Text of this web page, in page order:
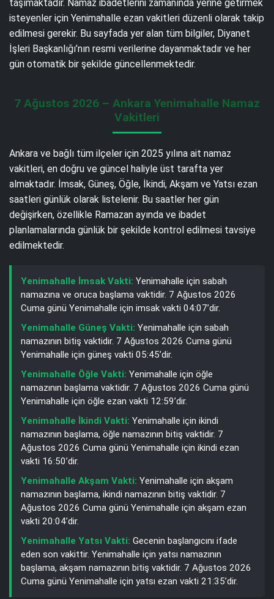
taşımaktadır. Namaz ibadetlerini zamanında yerine getirmek
isteyenler için Yenimahalle ezan vakitleri düzenli olarak takip
edilmesi gerekir. Bu sayfada yer alan tüm bilgiler, Diyanet
İşleri Başkanlığı’nın resmi verilerine dayanmaktadır ve her
gün otomatik bir şekilde güncellenmektedir.
7 Ağustos 2026 – Ankara Yenimahalle Namaz
Vakitleri
Ankara ve bağlı tüm ilçeler için 2025 yılına ait namaz
vakitleri, en doğru ve güncel haliyle üst tarafta yer
almaktadır. İmsak, Güneş, Öğle, İkindi, Akşam ve Yatsı ezan
saatleri günlük olarak listelenir. Bu saatler her gün
değişirken, özellikle Ramazan ayında ve ibadet
planlamalarında günlük bir şekilde kontrol edilmesi tavsiye
edilmektedir.
Yenimahalle İmsak Vakti: Yenimahalle için sabah
namazına ve oruca başlama vaktidir. 7 Ağustos 2026
Cuma günü Yenimahalle için imsak vakti 04:07’dir.
Yenimahalle Güneş Vakti: Yenimahalle için sabah
namazının bitiş vaktidir. 7 Ağustos 2026 Cuma günü
Yenimahalle için güneş vakti 05:45’dir.
Yenimahalle Öğle Vakti: Yenimahalle için öğle
namazının başlama vaktidir. 7 Ağustos 2026 Cuma günü
Yenimahalle için öğle ezan vakti 12:59’dir.
Yenimahalle İkindi Vakti: Yenimahalle için ikindi
namazının başlama, öğle namazının bitiş vaktidir. 7
Ağustos 2026 Cuma günü Yenimahalle için ikindi ezan
vakti 16:50’dir.
Yenimahalle Akşam Vakti: Yenimahalle için akşam
namazının başlama, ikindi namazının bitiş vaktidir. 7
Ağustos 2026 Cuma günü Yenimahalle için akşam ezan
vakti 20:04’dir.
Yenimahalle Yatsı Vakti: Gecenin başlangıcını ifade
eden son vakittir. Yenimahalle için yatsı namazının
başlama, akşam namazının bitiş vaktidir. 7 Ağustos 2026
Cuma günü Yenimahalle için yatsı ezan vakti 21:35’dir.